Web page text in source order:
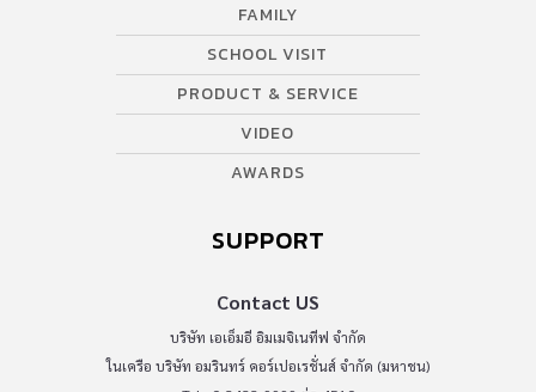
FAMILY
SCHOOL VISIT
PRODUCT & SERVICE
VIDEO
AWARDS
SUPPORT
Contact US
บริษัท เอเอ็มอี อิมเมจิเนทีฟ จำกัด
ในเครือ บริษัท อมรินทร์ คอร์เปอเรชั่นส์ จำกัด (มหาชน)